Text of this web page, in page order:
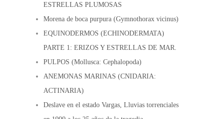
ESTRELLAS PLUMOSAS
Morena de boca purpura (Gymnothorax vicinus)
EQUINODERMOS (ECHINODERMATA)
PARTE 1: ERIZOS Y ESTRELLAS DE MAR.
PULPOS (Mollusca: Cephalopoda)
ANEMONAS MARINAS (CNIDARIA:
ACTINARIA)
Deslave en el estado Vargas, Lluvias torrenciales